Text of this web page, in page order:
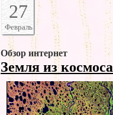
27
Февраль
Обзор интернет
Земля из